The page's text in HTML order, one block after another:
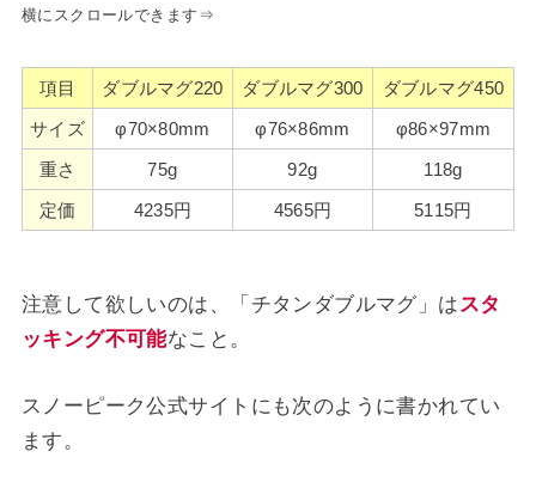
横にスクロールできます⇒
項目 ダブルマグ220 ダブルマグ300
ダブルマグ450
サイズ
φ70×80mm φ76×86mm
φ86×97mm
重さ
75g 92g
118g
定価
4235円 4565円 5115円
注意して欲しいのは、「チタンダブルマグ」はスタ
ッキング不可能なこと。
スノーピーク公式サイトにも次のように書かれてい
ます。